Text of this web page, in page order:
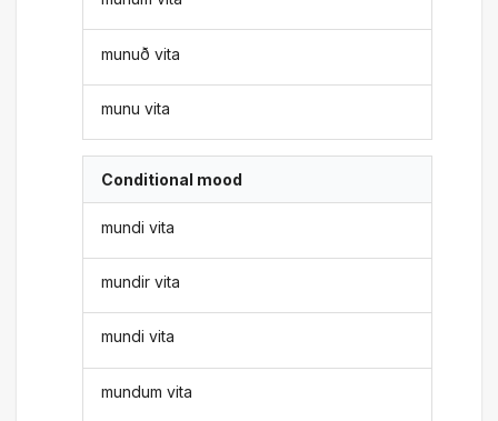
munuð vita
munu vita
Conditional mood
mundi vita
mundir vita
mundi vita
mundum vita